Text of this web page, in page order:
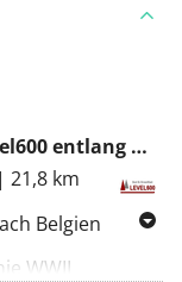
20 km - von Deutschland nach Level600 entlang von 4 Tälern und wilden Narzissen
|21,8 km
Belgien
WWII